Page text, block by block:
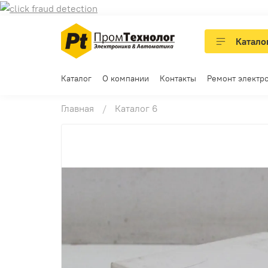
Каталог О компании Контакты Ремонт
Главная Каталог 6